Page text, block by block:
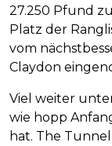
27.250 Pfund
Platz der
vom
Claydon
Viel weiter
wie hopp
hat. The